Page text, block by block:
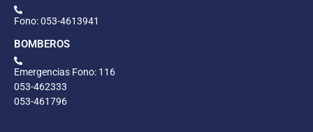
Fono: 053-4613941
BOMBEROS
Emergencias Fono: 116
053-462333
053-461796